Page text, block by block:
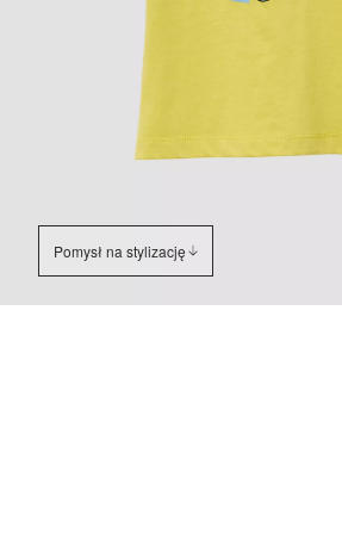
Pomysł na stylizację